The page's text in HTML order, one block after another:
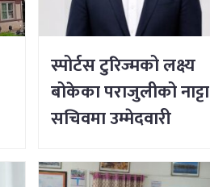
स्पोर्टस टुरिज्मको लक्ष्य
बोकेका पराजुलीको नाट्टा
सचिवमा उम्मेदवारी